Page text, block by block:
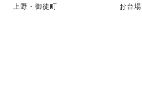
上野・御徒町 お台場